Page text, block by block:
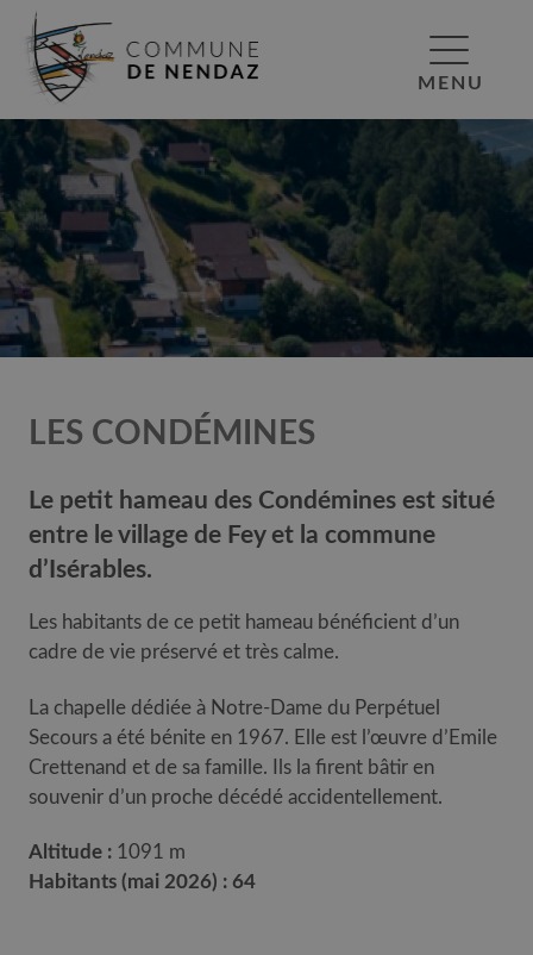
MENU
LES CONDÉMINES
Le petit hameau des Condémines est situé
entre le village de Fey et la commune
d’Isérables.
Les habitants de ce petit hameau bénéficient d’un
cadre de vie préservé et très calme.
La chapelle dédiée à Notre-Dame du Perpétuel
Secours a été bénite en 1967. Elle est l’œuvre d’Emile
Crettenand et de sa famille. Ils la firent bâtir en
souvenir d’un proche décédé accidentellement.
Altitude : 1091 m
Habitants (mai 2026) : 64